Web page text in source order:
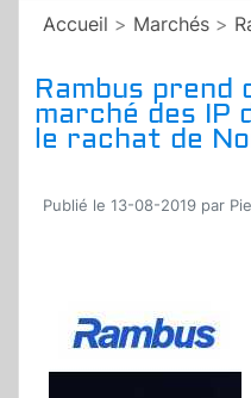
Accueil > Marchés >
Rambus prend
marché des IP
le rachat de
Publié le 13-08-2019 par